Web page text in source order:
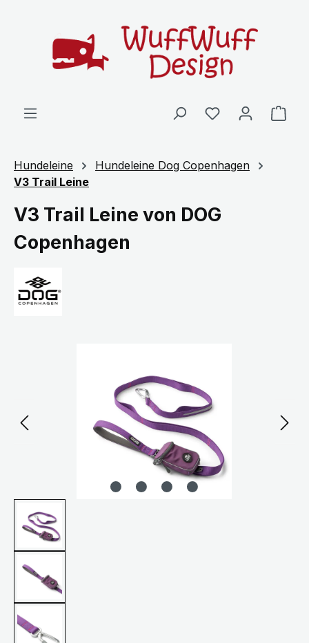
Hundeleine
Hundeleine Dog Copenhagen
V3 Trail Leine
V3 Trail Leine von DOG
Copenhagen